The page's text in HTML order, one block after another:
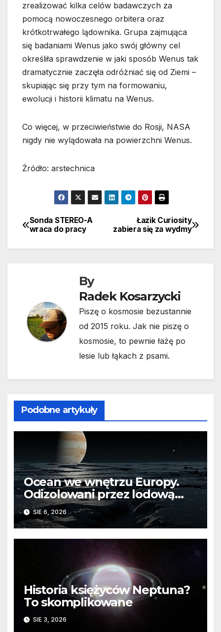
zrealizować kilka celów badawczych za
pomocą nowoczesnego orbitera oraz
krótkotrwałego lądownika. Grupa zajmująca
się badaniami Wenus jako swój główny cel
określiła sprawdzenie w jaki sposób Wenus tak
dramatycznie zaczęła odróżniać się od Ziemi –
skupiając się przy tym na formowaniu,
ewolucji i historii klimatu na Wenus.
Co więcej, w przeciwieństwie do Rosji, NASA
nigdy nie wylądowała na powierzchni Wenus.
Źródło: arstechnica
Nawigacja
wpisu
Łazik Curiosity
zabiera się za wydmy
Sonda STEREO-A
wraca do pracy
By
Radek Kosarzycki
Piszę o kosmosie bezustannie
od 2015 roku. Jak nie piszę o
kosmosie, to pewnie łażę po
lesie lub łąkach z psami.
Podobne artykuły
Ocean we wnętrzu Europy.
Odizolowani przez lodową
barierę
SIE 6, 2026
Historia księżyców Neptuna?
To skomplikowane
SIE 3, 2026